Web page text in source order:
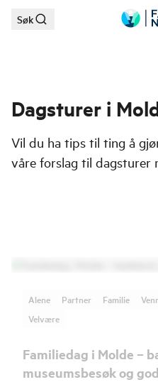
Hopp til hovedinnhold
Søk
Dagsturer i
Vil du ha tips til ting å
våre forslag til dagsturer
Alene Partner Familie
Velvære
Familiedag i Molde –
museumsbesøk og